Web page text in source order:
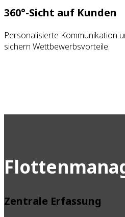
360°-Sicht auf Kunden
Personalisierte Kommunikation
sichern Wettbewerbsvorteile.
Zentrale Erfassung